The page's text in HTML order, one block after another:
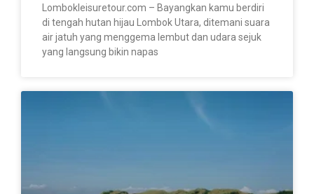
Lombokleisuretour.com – Bayangkan kamu berdiri
di tengah hutan hijau Lombok Utara, ditemani suara
air jatuh yang menggema lembut dan udara sejuk
yang langsung bikin napas